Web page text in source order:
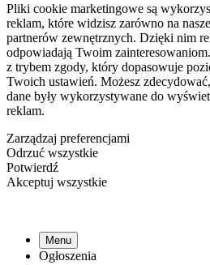
Pliki cookie marketingowe są
reklam, które widzisz zarówno na
partnerów zewnętrznych. Dzięki nim
odpowiadają Twoim
z trybem zgody, który dopasowuje
Twoich ustawień. Możesz
dane były wykorzystywane do
reklam.
Zarządzaj preferencjami
Odrzuć wszystkie
Potwierdź
Akceptuj wszystkie
Menu
Ogłoszenia